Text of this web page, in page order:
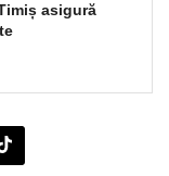
asigură